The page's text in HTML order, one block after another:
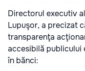
Directorul executiv
Lupuşor, a precizat
transparenţa
accesibilă publicului
în bănci: